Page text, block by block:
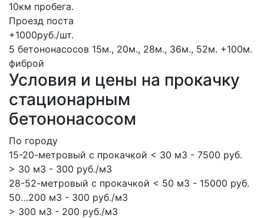
10км пробега.
Проезд поста
+1000руб./шт.
5 бетононасосов 15м., 20м., 28м., 36м., 52м. +100м.
фиброй
Условия и цены на прокачку
стационарным
бетононасосом
По городу
15-20-метровый с прокачкой < 30 м3 - 7500 руб.
> 30 м3 - 300 руб./м3
28-52-метровый с прокачкой < 50 м3 - 15000 руб.
50…200 м3 - 300 руб./м3
> 300 м3 - 200 руб./м3